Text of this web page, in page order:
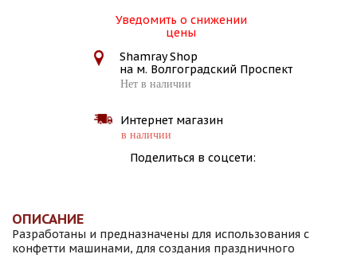
Уведомить о снижении
цены
Shamray Shop
на м. Волгоградский Проспект
Нет в наличии
Интернет магазин
в наличии
Поделиться в соцсети:
ОПИСАНИЕ
Разработаны и предназначены для использования с
конфетти машинами, для создания праздничного